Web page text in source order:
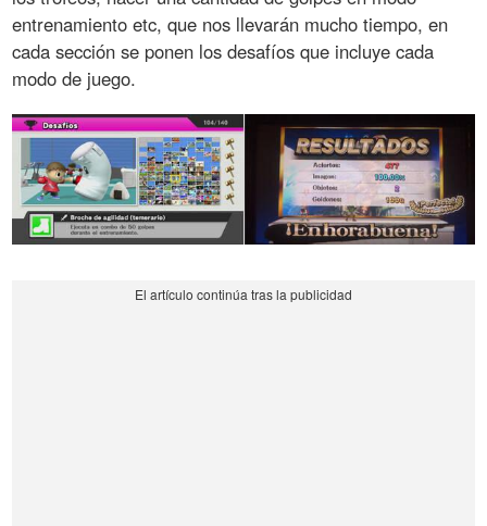
entrenamiento etc, que nos llevarán mucho tiempo, en
cada sección se ponen los desafíos que incluye cada
modo de juego.